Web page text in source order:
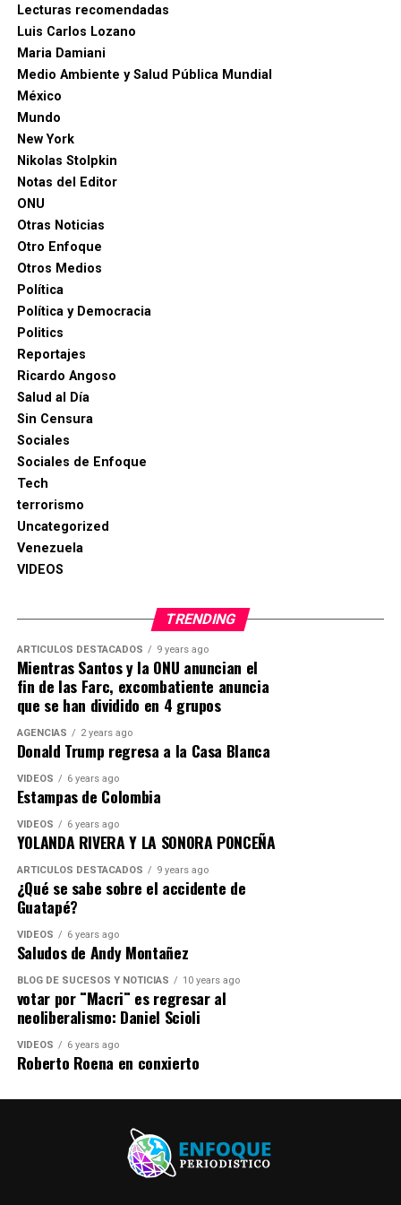
Lecturas recomendadas
Luis Carlos Lozano
Maria Damiani
Medio Ambiente y Salud Pública Mundial
México
Mundo
New York
Nikolas Stolpkin
Notas del Editor
ONU
Otras Noticias
Otro Enfoque
Otros Medios
Política
Política y Democracia
Politics
Reportajes
Ricardo Angoso
Salud al Día
Sin Censura
Sociales
Sociales de Enfoque
Tech
terrorismo
Uncategorized
Venezuela
VIDEOS
TRENDING
ARTICULOS DESTACADOS 9 years ago
Mientras Santos y la ONU anuncian el
fin de las Farc, excombatiente anuncia
que se han dividido en 4 grupos
AGENCIAS 2 years ago
Donald Trump regresa a la Casa Blanca
VIDEOS 6 years ago
Estampas de Colombia
VIDEOS 6 years ago
YOLANDA RIVERA Y LA SONORA PONCEÑA
ARTICULOS DESTACADOS 9 years ago
¿Qué se sabe sobre el accidente de
Guatapé?
VIDEOS 6 years ago
Saludos de Andy Montañez
BLOG DE SUCESOS Y NOTICIAS 10 years ago
votar por ¨Macri¨ es regresar al
neoliberalismo: Daniel Scioli
VIDEOS 6 years ago
Roberto Roena en conxierto